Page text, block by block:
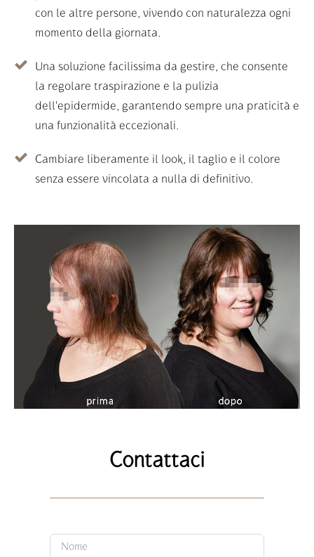
con le altre persone, vivendo con naturalezza ogni
momento della giornata.
Una soluzione facilissima da gestire, che consente
la regolare traspirazione e la pulizia
dell'epidermide, garantendo sempre una praticità e
una funzionalità eccezionali.
Cambiare liberamente il look, il taglio e il colore
senza essere vincolata a nulla di definitivo.
Contattaci